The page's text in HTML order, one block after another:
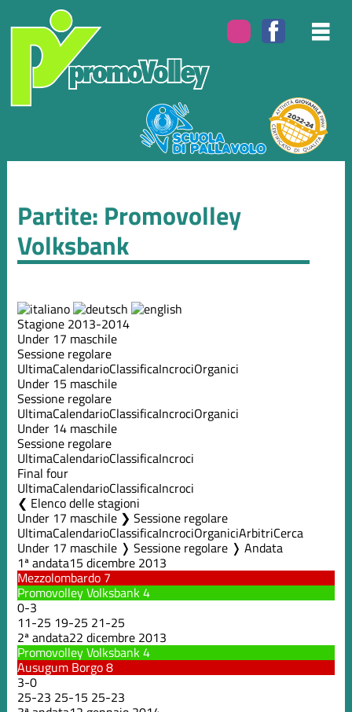
Partite: Promovolley
Volksbank
Stagione 2013-2014
Under 17 maschile
Sessione regolare
UltimaCalendarioClassificaIncrociOrganici
Under 15 maschile
Sessione regolare
UltimaCalendarioClassificaIncrociOrganici
Under 14 maschile
Sessione regolare
UltimaCalendarioClassificaIncroci
Final four
UltimaCalendarioClassificaIncroci
Elenco delle stagioni
Under 17 maschile ❯ Sessione regolare
UltimaCalendarioClassificaIncrociOrganiciArbitriCerca
Under 17 maschile ❭ Sessione regolare ❭ Andata
1ª andata15 dicembre 2013
Mezzolombardo 7
Promovolley Volksbank4
0-3
11-25 19-25 21-25
2ª andata22 dicembre 2013
Promovolley Volksbank4
Ausugum Borgo8
3-0
25-23 25-15 25-23